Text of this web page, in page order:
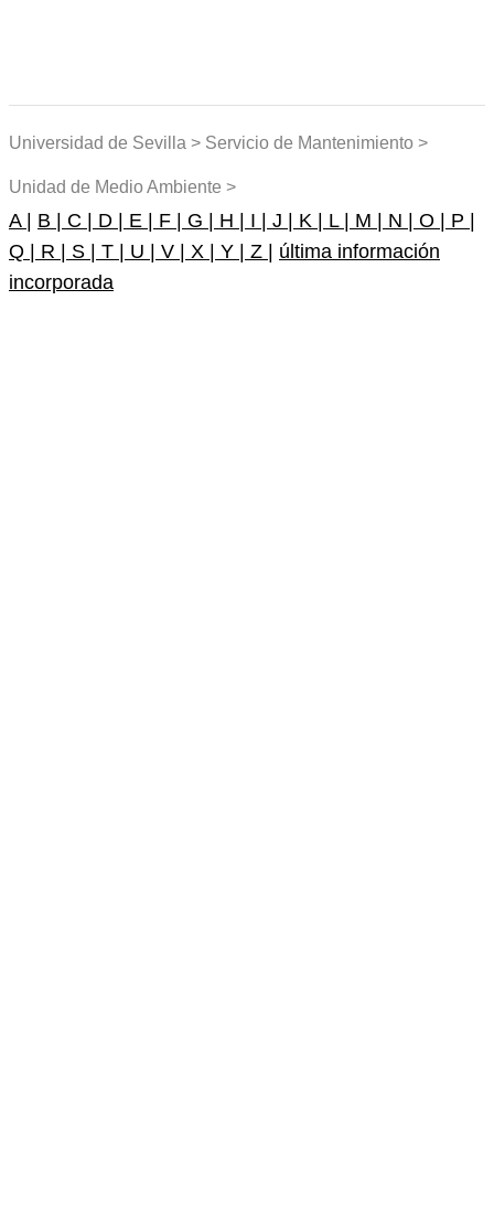
Universidad de Sevilla > Servicio de Mantenimiento >
Unidad de Medio Ambiente >
A | B | C | D | E | F | G | H | I | J | K | L | M | N | O | P |
Q | R | S | T | U | V | X | Y | Z | última información
incorporada